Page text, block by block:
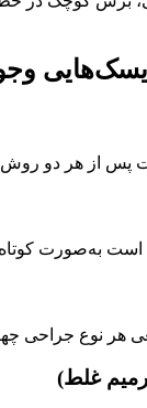
پس از هر دو
است به‌صورت
هر نوع جراحی
غلط)